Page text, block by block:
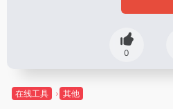
0
在线工具 其他